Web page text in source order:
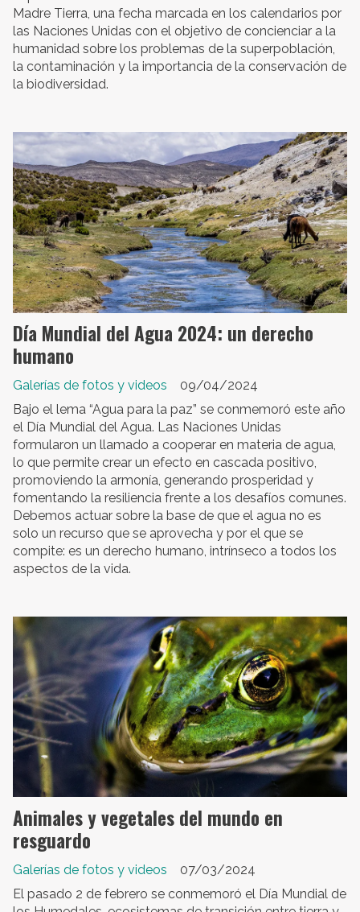
Madre Tierra, una fecha marcada en los calendarios por
las Naciones Unidas con el objetivo de concienciar a la
humanidad sobre los problemas de la superpoblación,
la contaminación y la importancia de la conservación de
la biodiversidad.
Día Mundial del Agua 2024: un derecho
humano
Galerías de fotos y videos
09/04/2024
Bajo el lema “Agua para la paz” se conmemoró este año
el Día Mundial del Agua. Las Naciones Unidas
formularon un llamado a cooperar en materia de agua,
lo que permite crear un efecto en cascada positivo,
promoviendo la armonía, generando prosperidad y
fomentando la resiliencia frente a los desafíos comunes.
Debemos actuar sobre la base de que el agua no es
solo un recurso que se aprovecha y por el que se
compite: es un derecho humano, intrínseco a todos los
aspectos de la vida.
Animales y vegetales del mundo en
resguardo
Galerías de fotos y videos
07/03/2024
El pasado 2 de febrero se conmemoró el Día Mundial de